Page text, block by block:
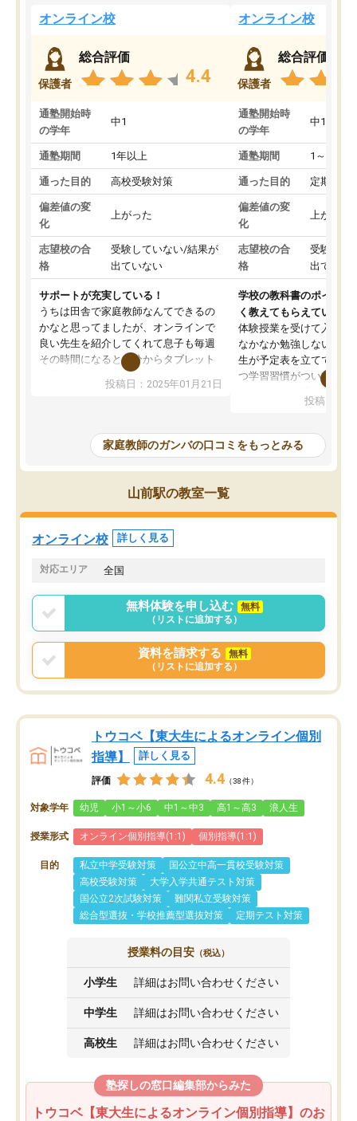
オンライン校
保護者
総合評価
4.4
通塾開始時
の学年
中1
通塾期間 1年以上
通った目的 高校受験対策
偏差値の変
化
上がった
志望校の合
格
受験していない/結果が
出ていない
サポートが充実している！
うちは田舎で家庭教師なんてできるの
かなと思ってましたが、オンラインで
良い先生を紹介してくれて息子も毎週
その時間になると自分からタブレット
を開いてzoomを繋げるようになりまし
た！5科目なんでもOKなのもとても気
めて1年ほどだった今では平均点以上の
科目が増えてきました！あと1年受験ま
であるので無料の週末教室を使用しな
がら頑張って欲しいと思います！
投稿日：2025年01月21日
オンライン校
保護者
総合評価
通塾開始時
の学年
中1
通塾期間 1～3ヵ月
通った目的 定期テス
偏差値の変
化
上がった
志望校の合
格
受験して
出ていな
学校の教科書のポイント
く教えてもらえている
体験授業を受けて入塾し
なかなか勉強しない息子
生が予定表を立ててくれ
つ学習習慣がついてきま
指導が無い日も予定表
問できるのでとても助か
投稿日：
家庭教師のガンバの口コミをもっとみる
山前駅の教室一覧
オンライン校 詳しく見る
対応エリア 全国
無料体験を申し込む
無料
（リストに追加する）
資料を請求する
無料
（リストに追加する）
トウコベ【東大生によるオンライン個別
指導】
詳しく見る
評価 4.4 （38件）
対象学年 幼児 小1～小6 中1～中3 高1～高3 浪人生
授業形式 オンライン個別指導(1:1) 個別指導(1:1)
目的 私立中学受験対策
国公立中高一貫校受験対策
高校受験対策
大学入学共通テスト対策
国公立2次試験対策
難関私立受験対策
総合型選抜・学校推薦型選抜対策
定期テスト対策
授業料の目安 （税込）
小学生 詳細はお問い合わせください
中学生 詳細はお問い合わせください
高校生 詳細はお問い合わせください
塾探しの窓口編集部からみた
トウコベ【東大生によるオンライン個別指導】のお